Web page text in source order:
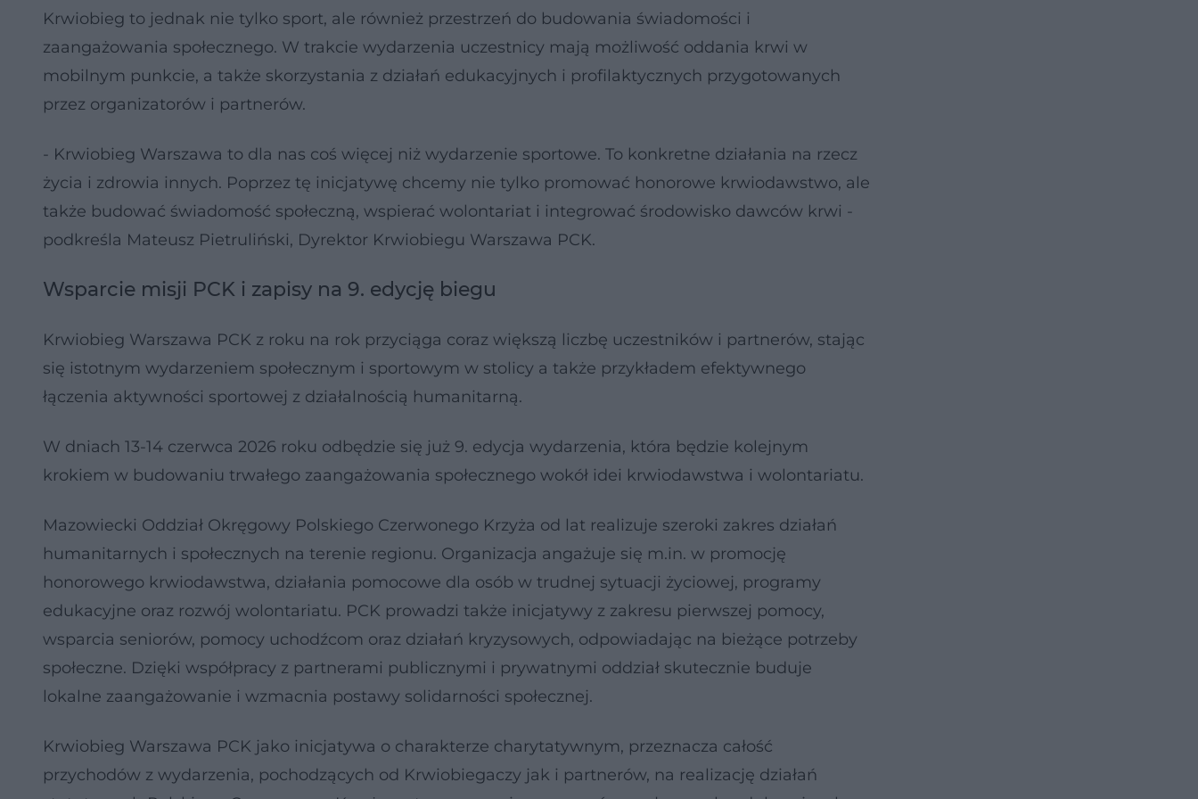
Krwiobieg to jednak nie tylko sport, ale również przestrzeń do budowania świadomości i
zaangażowania społecznego. W trakcie wydarzenia uczestnicy mają możliwość oddania krwi w
mobilnym punkcie, a także skorzystania z działań edukacyjnych i profilaktycznych przygotowanych
przez organizatorów i partnerów.
- Krwiobieg Warszawa to dla nas coś więcej niż wydarzenie sportowe. To konkretne działania na rzecz
życia i zdrowia innych. Poprzez tę inicjatywę chcemy nie tylko promować honorowe krwiodawstwo, ale
także budować świadomość społeczną, wspierać wolontariat i integrować środowisko dawców krwi -
podkreśla Mateusz Pietruliński, Dyrektor Krwiobiegu Warszawa PCK.
Wsparcie misji PCK i zapisy na 9. edycję biegu
Krwiobieg Warszawa PCK z roku na rok przyciąga coraz większą liczbę uczestników i partnerów, stając
się istotnym wydarzeniem społecznym i sportowym w stolicy a także przykładem efektywnego
łączenia aktywności sportowej z działalnością humanitarną.
W dniach 13-14 czerwca 2026 roku odbędzie się już 9. edycja wydarzenia, która będzie kolejnym
krokiem w budowaniu trwałego zaangażowania społecznego wokół idei krwiodawstwa i wolontariatu.
Mazowiecki Oddział Okręgowy Polskiego Czerwonego Krzyża od lat realizuje szeroki zakres działań
humanitarnych i społecznych na terenie regionu. Organizacja angażuje się m.in. w promocję
honorowego krwiodawstwa, działania pomocowe dla osób w trudnej sytuacji życiowej, programy
edukacyjne oraz rozwój wolontariatu. PCK prowadzi także inicjatywy z zakresu pierwszej pomocy,
wsparcia seniorów, pomocy uchodźcom oraz działań kryzysowych, odpowiadając na bieżące potrzeby
społeczne. Dzięki współpracy z partnerami publicznymi i prywatnymi oddział skutecznie buduje
lokalne zaangażowanie i wzmacnia postawy solidarności społecznej.
Krwiobieg Warszawa PCK jako inicjatywa o charakterze charytatywnym, przeznacza całość
przychodów z wydarzenia, pochodzących od Krwiobiegaczy jak i partnerów, na realizację działań